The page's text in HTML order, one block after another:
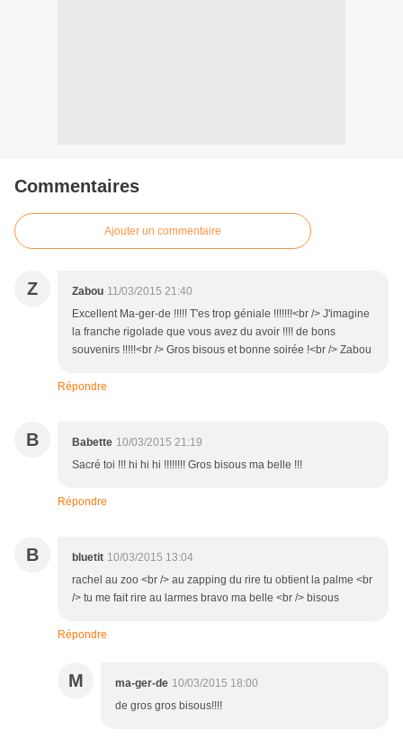
Commentaires
Ajouter un commentaire
Z Zabou 11/03/2015 21:40
Excellent Ma-ger-de !!!!! T'es trop géniale !!!!!!!<br /> J'imagine
la franche rigolade que vous avez du avoir !!!! de bons
souvenirs !!!!!<br /> Gros bisous et bonne soirée !<br /> Zabou
Répondre
B Babette 10/03/2015 21:19
Sacré toi !!! hi hi hi !!!!!!!! Gros bisous ma belle !!!
Répondre
B bluetit 10/03/2015 13:04
rachel au zoo <br /> au zapping du rire tu obtient la palme <br
/> tu me fait rire au larmes bravo ma belle <br /> bisous
Répondre
M ma-ger-de 10/03/2015 18:00
de gros gros bisous!!!!